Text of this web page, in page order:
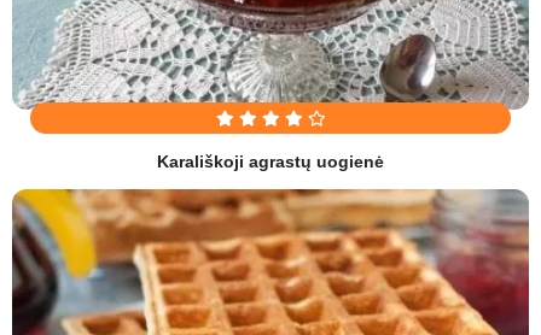
Karališkoji agrastų uogienė